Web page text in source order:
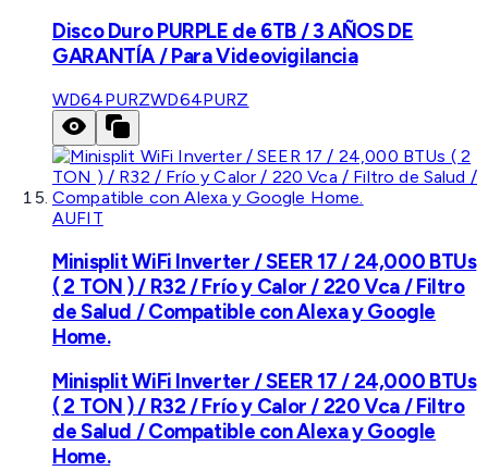
Disco Duro PURPLE de 6TB / 3 AÑOS DE
GARANTÍA / Para Videovigilancia
WD64PURZWD64PURZ
AUFIT
Minisplit WiFi Inverter / SEER 17 / 24,000 BTUs
( 2 TON ) / R32 / Frío y Calor / 220 Vca / Filtro
de Salud / Compatible con Alexa y Google
Home.
Minisplit WiFi Inverter / SEER 17 / 24,000 BTUs
( 2 TON ) / R32 / Frío y Calor / 220 Vca / Filtro
de Salud / Compatible con Alexa y Google
Home.